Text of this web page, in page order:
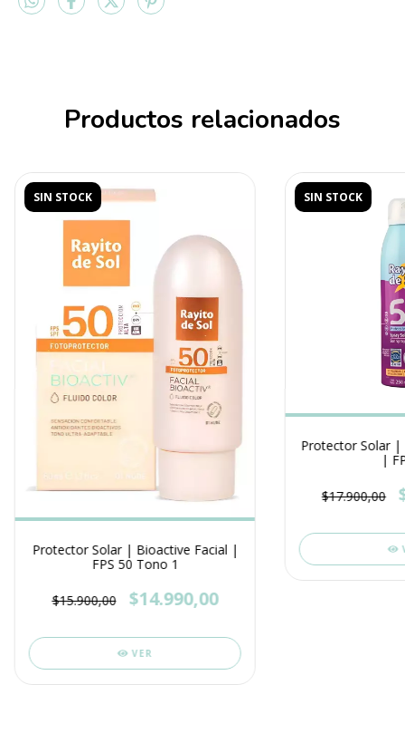
Productos relacionados
SIN STOCK
Protector Solar | Bioactive Facial |
FPS 50 Tono 1
$15.900,00 $14.990,00
VER
SIN STOCK
Protector Solar |
|
$17.900,00